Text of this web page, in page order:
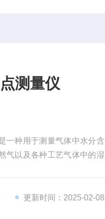
测量仪
一种用于测量气体中水分
气以及各种工艺气体中的
更新时间：2025-02-08